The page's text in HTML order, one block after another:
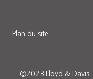
Plan du site
©2023 Lloyd & Davis.